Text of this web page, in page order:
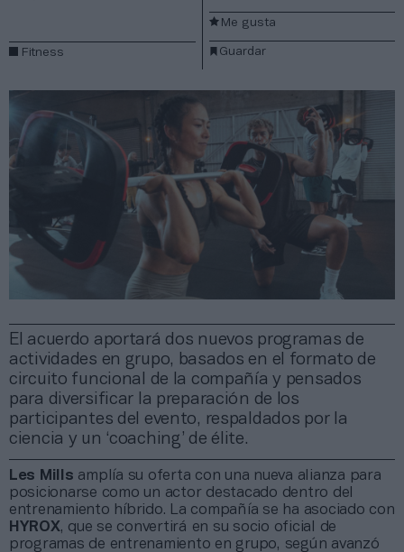
El acuerdo aportará dos nuevos programas de
actividades en grupo, basados en el formato de
circuito funcional de la compañía y pensados
para diversificar la preparación de los
participantes del evento, respaldados por la
ciencia y un ‘coaching’ de élite.
Fitness Guardar
Me gusta
Les Mills amplía su oferta con una nueva alianza para
posicionarse como un actor destacado dentro del
entrenamiento híbrido. La compañía se ha asociado con
HYROX, que se convertirá en su socio oficial de
programas de entrenamiento en grupo, según avanzó